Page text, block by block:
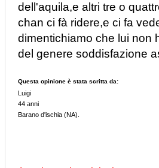
dell'aquila,e altri tre o
chan ci fà ridere,e ci fa
dimentichiamo che lui non
del genere soddisfazione
Questa opinione è stata scritta da:
Luigi
44 anni
Barano d'ischia (NA).